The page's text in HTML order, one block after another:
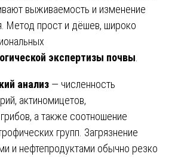
выживаемость и изменение
Метод прост и дёшев, широко
экспертизы почвы
анализ — численность
актиномицетов,
а также соотношение
групп. Загрязнение
и нефтепродуктами обычно резко